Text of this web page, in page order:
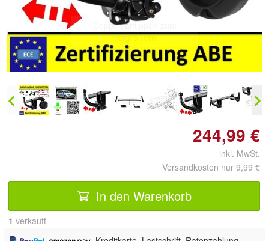
Doppelt antippen zum
vergrößern
244,99 €
inkl. MwSt.
Versandkosten nur 9,99 €
In den Warenkorb
1 verkauft